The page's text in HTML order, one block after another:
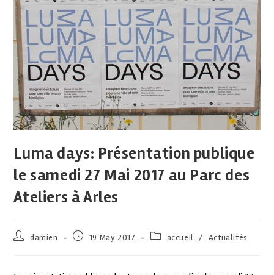
Luma days: Présentation publique
le samedi 27 Mai 2017 au Parc des
Ateliers à Arles
damien 19 May 2017 accueil / Actualités